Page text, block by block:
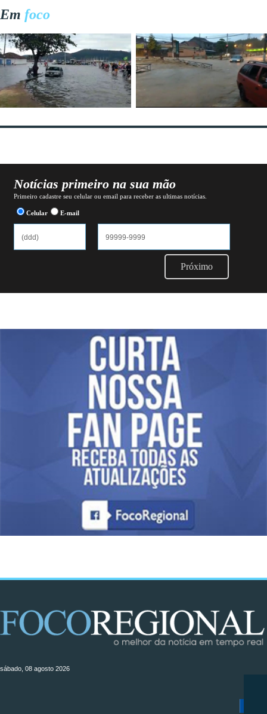
Em foco
Notícias primeiro na sua mão
Primeiro cadastre seu celular ou email para receber as ultimas notícias.
Celular E-mail
Próximo
sábado, 08 agosto 2026